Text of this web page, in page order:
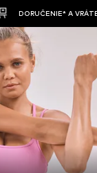
DORUČENIE* A